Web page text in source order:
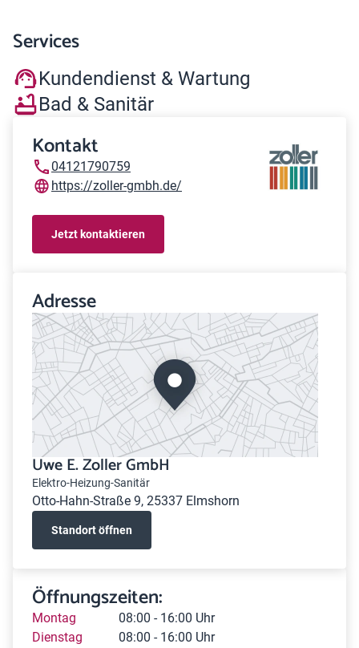
Services
Kundendienst & Wartung
Bad & Sanitär
Kontakt
04121790759
https://zoller-gmbh.de/
Jetzt kontaktieren
Adresse
Uwe E. Zoller GmbH
Elektro-Heizung-Sanitär
Otto-Hahn-Straße 9, 25337 Elmshorn
Standort öffnen
Öffnungszeiten:
Montag
08:00 - 16:00 Uhr
Dienstag
08:00 - 16:00 Uhr